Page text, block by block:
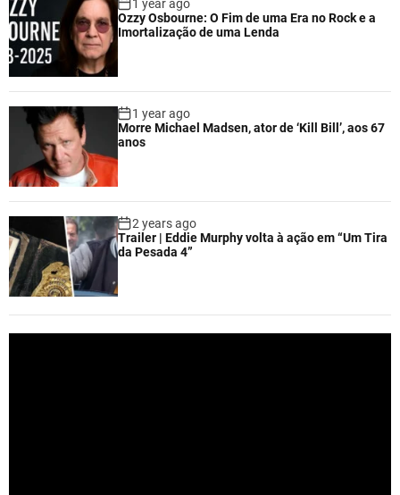
1 year ago
Ozzy Osbourne: O Fim de uma Era no Rock e a
Imortalização de uma Lenda
1 year ago
Morre Michael Madsen, ator de ‘Kill Bill’, aos 67
anos
2 years ago
Trailer | Eddie Murphy volta à ação em “Um Tira
da Pesada 4”